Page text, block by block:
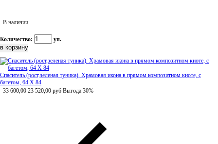
В наличии
Количество: уп.
Спаситель (рост,зеленая туника). Храмовая икона в прямом композитном киоте, с
багетом, 64 Х 84
33 600,00 23 520,00 руб Выгода 30%